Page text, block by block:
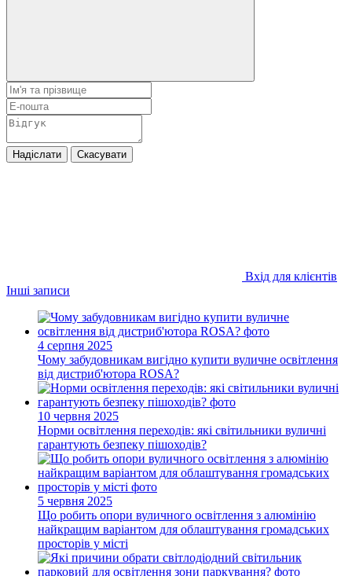
Надіслати Скасувати
Вхід для клієнтів
Інші записи
4 серпня 2025
Чому забудовникам вигідно купити вуличне освітлення
від дистриб'ютора ROSA?
10 червня 2025
Норми освітлення переходів: які світильники вуличні
гарантують безпеку пішоходів?
5 червня 2025
Що робить опори вуличного освітлення з алюмінію
найкращим варіантом для облаштування громадських
просторів у місті